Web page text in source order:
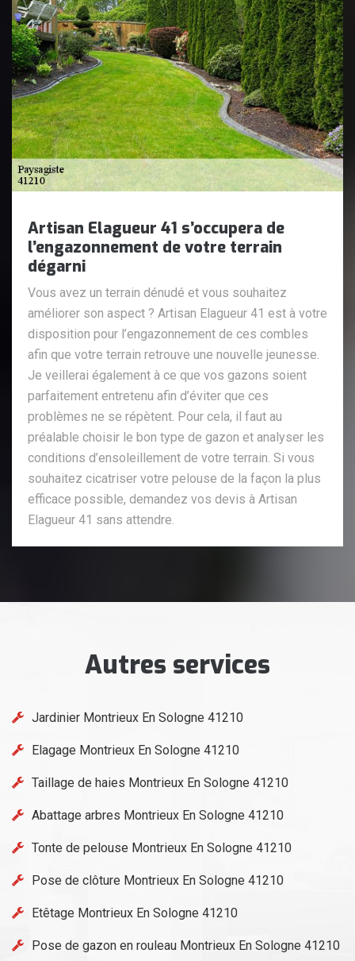
Artisan Elagueur 41 s’occupera de
l’engazonnement de votre terrain
dégarni
Vous avez un terrain dénudé et vous souhaitez
améliorer son aspect ? Artisan Elagueur 41 est à votre
disposition pour l’engazonnement de ces combles
afin que votre terrain retrouve une nouvelle jeunesse.
Je veillerai également à ce que vos gazons soient
parfaitement entretenu afin d’éviter que ces
problèmes ne se répètent. Pour cela, il faut au
préalable choisir le bon type de gazon et analyser les
conditions d’ensoleillement de votre terrain. Si vous
souhaitez cicatriser votre pelouse de la façon la plus
efficace possible, demandez vos devis à Artisan
Elagueur 41 sans attendre.
Autres services
Jardinier Montrieux En Sologne 41210
Elagage Montrieux En Sologne 41210
Taillage de haies Montrieux En Sologne 41210
Abattage arbres Montrieux En Sologne 41210
Tonte de pelouse Montrieux En Sologne 41210
Pose de clôture Montrieux En Sologne 41210
Etêtage Montrieux En Sologne 41210
Pose de gazon en rouleau Montrieux En Sologne 41210